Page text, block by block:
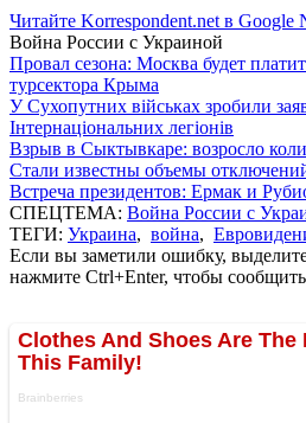
Читайте Korrespondent.net в Google
Война России с Украиной
Провал сезона: Москва будет
турсектора Крыма
У Сухопутних військах зробили
Інтернаціональних легіонів
Взрыв в Сыктывкаре: возросло
Стали известны объемы
Встреча президентов: Ермак и
СПЕЦТЕМА: Война России с
ТЕГИ: Украина, война,
Если вы заметили ошибку,
нажмите Ctrl+Enter, чтобы